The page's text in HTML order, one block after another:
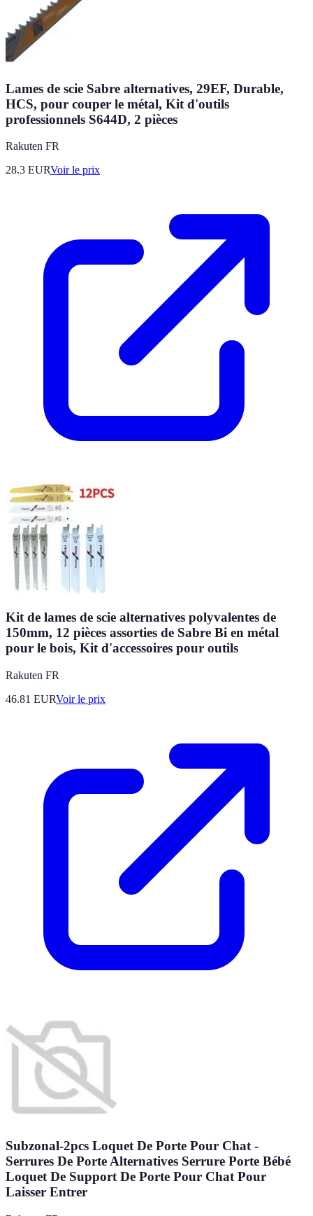
Lames de scie Sabre alternatives, 29EF, Durable,
HCS, pour couper le métal, Kit d'outils
professionnels S644D, 2 pièces
Rakuten FR
28.3 EURVoir le prix
Kit de lames de scie alternatives polyvalentes de
150mm, 12 pièces assorties de Sabre Bi en métal
pour le bois, Kit d'accessoires pour outils
Rakuten FR
46.81 EURVoir le prix
Subzonal-2pcs Loquet De Porte Pour Chat -
Serrures De Porte Alternatives Serrure Porte Bébé
Loquet De Support De Porte Pour Chat Pour
Laisser Entrer